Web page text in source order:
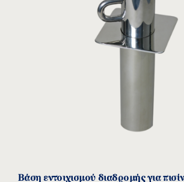
Βάση εντοιχισμού διαδρομής για